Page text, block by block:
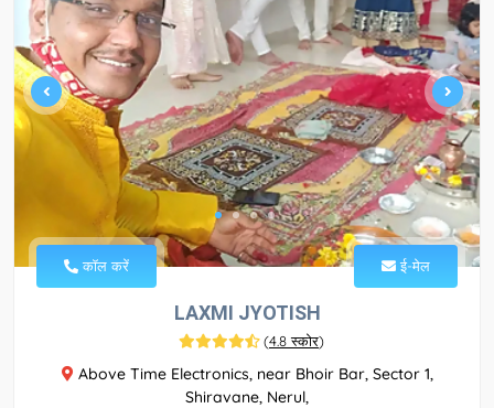
कॉल करें ई-मेल
LAXMI JYOTISH
(4.8 स्कोर)
Above Time Electronics, near Bhoir Bar, Sector 1,
Shiravane, Nerul,